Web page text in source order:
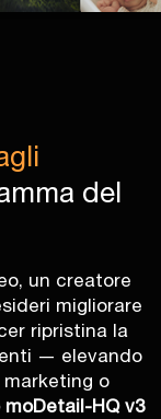
del
un creatore
migliorare
ripristina la
— elevando
o
HQ v3